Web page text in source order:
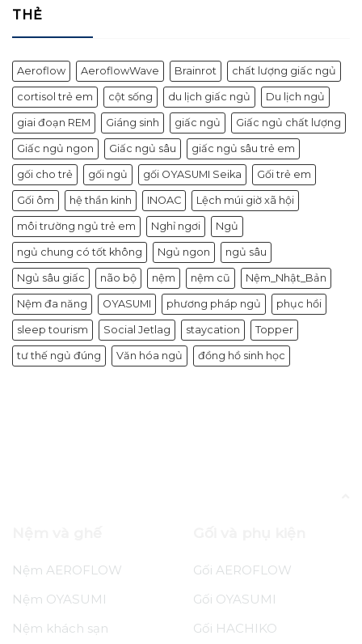
THẺ
Aeroflow AeroflowWave Brainrot chất lượng giấc ngủ
cortisol trẻ em cột sống du lịch giấc ngủ Du lịch ngủ
giai đoạn REM Giáng sinh giấc ngủ Giấc ngủ chất lượng
Giấc ngủ ngon Giấc ngủ sâu giấc ngủ sâu trẻ em
gối cho trẻ gối ngủ gối OYASUMI Seika Gối trẻ em
Gối ôm hệ thần kinh INOAC Lệch múi giờ xã hội
môi trường ngủ trẻ em Nghỉ ngơi Ngủ
ngủ chung có tốt không Ngủ ngon ngủ sâu
Ngủ sâu giấc não bộ nệm nệm cũ Nệm_Nhật_Bản
Nệm đa năng OYASUMI phương pháp ngủ phục hồi
sleep tourism Social Jetlag staycation Topper
tư thế ngủ đúng Văn hóa ngủ đồng hồ sinh học
Nệm AEROFLOW
Nệm OYASUMI
Nệm khách sạn
Gối AEROFLOW
Gối OYASUMI
Gối HACHIKO